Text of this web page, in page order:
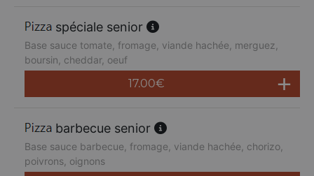
spéciale senior
Base sauce tomate, fromage, viande hachée, merguez,
boursin, cheddar, oeuf
17.00€
barbecue senior
Base sauce barbecue, fromage, viande hachée, chorizo,
poivrons, oignons